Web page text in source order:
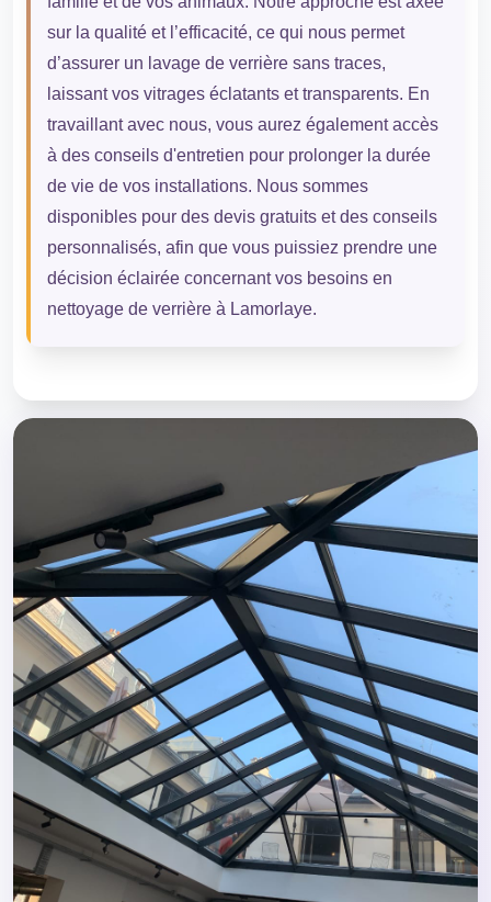
sur la qualité et l’efficacité, ce qui nous permet
d’assurer un lavage de verrière sans traces,
laissant vos vitrages éclatants et transparents. En
travaillant avec nous, vous aurez également accès
à des conseils d'entretien pour prolonger la durée
de vie de vos installations. Nous sommes
disponibles pour des devis gratuits et des conseils
personnalisés, afin que vous puissiez prendre une
décision éclairée concernant vos besoins en
nettoyage de verrière à Lamorlaye.